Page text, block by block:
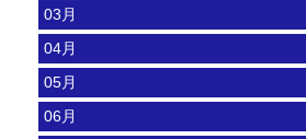
03月
04月
05月
06月